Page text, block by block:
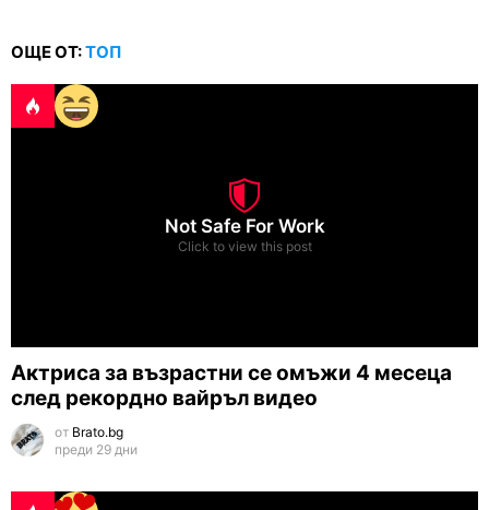
ОЩЕ ОТ:ТОП
Not Safe For Work
Click to view this post
Актриса за възрастни се омъжи 4 месеца
след рекордно вайръл видео
от Brato.bg
преди 29 дни